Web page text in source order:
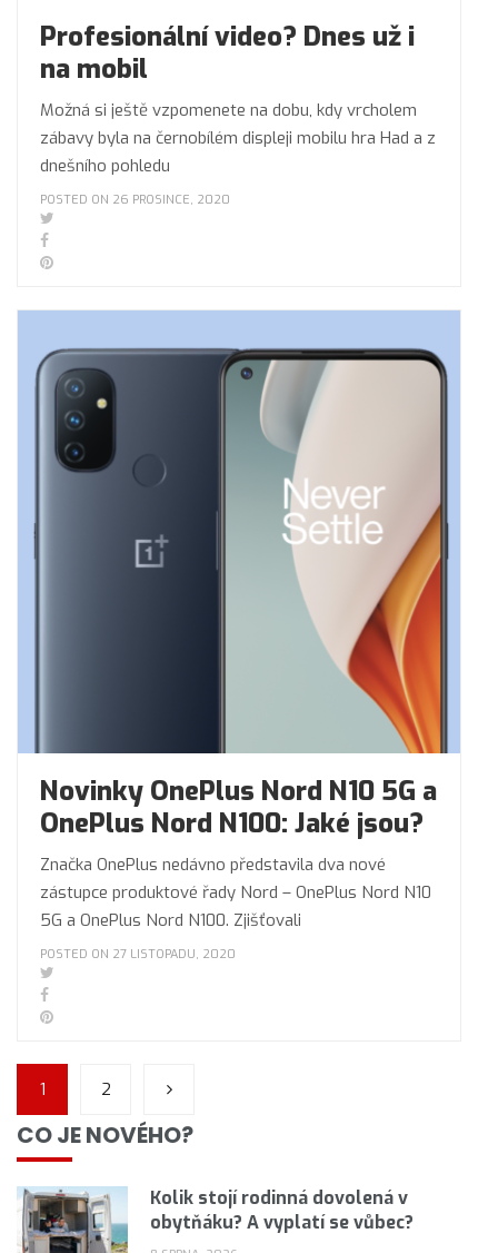
Profesionální video? Dnes už i
na mobil
Možná si ještě vzpomenete na dobu, kdy vrcholem
zábavy byla na černobílém displeji mobilu hra Had a z
dnešního pohledu
POSTED ON 26 PROSINCE, 2020
Novinky OnePlus Nord N10 5G a
OnePlus Nord N100: Jaké jsou?
Značka OnePlus nedávno představila dva nové
zástupce produktové řady Nord – OnePlus Nord N10
5G a OnePlus Nord N100. Zjišťovali
POSTED ON 27 LISTOPADU, 2020
1 2
CO JE NOVÉHO?
Kolik stojí rodinná dovolená v
obytňáku? A vyplatí se vůbec?